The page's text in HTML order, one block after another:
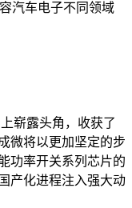
汽车电子不同领域
崭露头角，收获了
微将以更加坚定的步
功率开关系列芯片的
产化进程注入强大动